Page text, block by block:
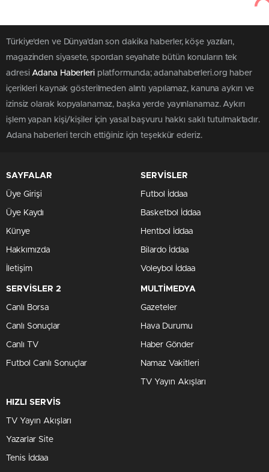
Türkiye'den ve Dünya’dan son dakika haberler, köşe yazıları,
magazinden siyasete, spordan seyahate bütün konuların tek
adresiAdana Haberleriplatformunda; adanahaberleri.org haber
içerikleri kaynak gösterilmeden alıntı yapılamaz, kanuna aykırı ve
izinsiz olarak kopyalanamaz, başka yerde yayınlanamaz. Aykırı
işlem yapan kişi/kişiler için yasal başvuru hakkı saklı tutulmaktadır.
Adana haberleri tercih ettiğiniz için teşekkür ederiz.
SAYFALAR
Üye Girişi
Üye Kaydı
Künye
Hakkımızda
İletişim
SERVİSLER
Futbol İddaa
Basketbol İddaa
Hentbol İddaa
Bilardo İddaa
Voleybol İddaa
SERVİSLER 2
Canlı Borsa
Canlı Sonuçlar
Canlı TV
Futbol Canlı Sonuçlar
MULTİMEDYA
Gazeteler
Hava Durumu
Haber Gönder
Namaz Vakitleri
TV Yayın Akışları
HIZLI SERVİS
TV Yayın Akışları
Yazarlar Site
Tenis İddaa